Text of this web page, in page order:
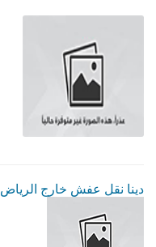
دينا نقل عفش خارج الرياض 0533192437